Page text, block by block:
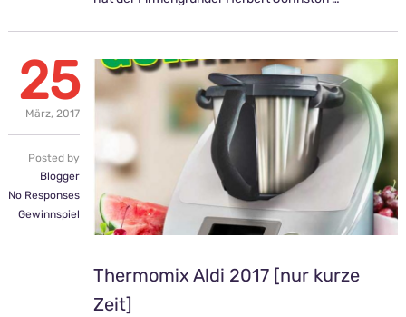
25
März, 2017
Posted by
Blogger
No Responses
Gewinnspiel
Thermomix Aldi 2017 [nur kurze
Zeit]